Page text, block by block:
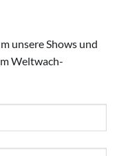
unsere Shows und
Weltwach-